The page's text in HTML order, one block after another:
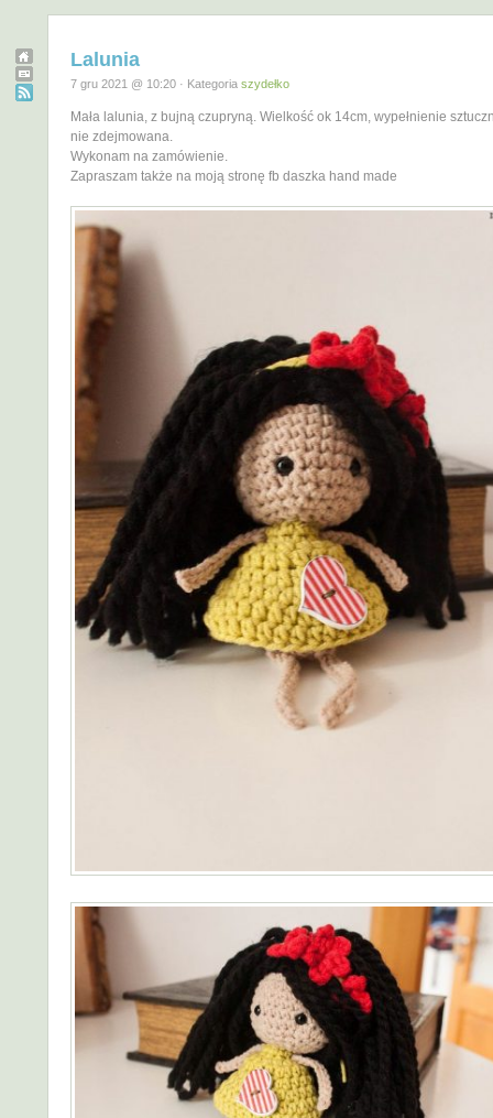
Lalunia
7 gru 2021 @ 10:20 · Kategoria szydełko
Mała lalunia, z bujną czupryną. Wielkość ok 14cm, wypełnienie
nie zdejmowana.
Wykonam na zamówienie.
Zapraszam także na moją stronę fb daszka hand made